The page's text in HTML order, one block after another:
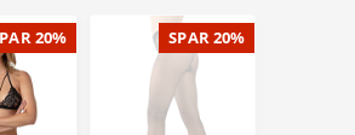
20% SPAR 20%